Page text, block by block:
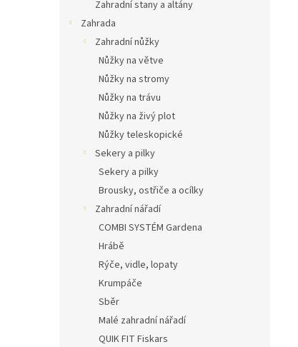
Zahradní stany a altány
Zahrada
Zahradní nůžky
Nůžky na větve
Nůžky na stromy
Nůžky na trávu
Nůžky na živý plot
Nůžky teleskopické
Sekery a pilky
Sekery a pilky
Brousky, ostřiče a ocílky
Zahradní nářadí
COMBI SYSTÉM Gardena
Hrábě
Rýče, vidle, lopaty
Krumpáče
Sběr
Malé zahradní nářadí
QUIK FIT Fiskars